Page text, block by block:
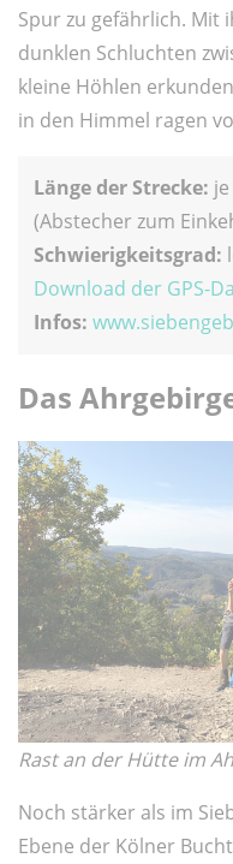
Spur zu gefährlich. Mit
dunklen Schluchten
kleine Höhlen
in den Himmel ragen
Länge der Strecke:
(Abstecher zum
Schwierigkeitsgrad:
Download der GPS-
Infos:
Das
Rast an der Hütte im
Noch stärker als im
Ebene der Kölner